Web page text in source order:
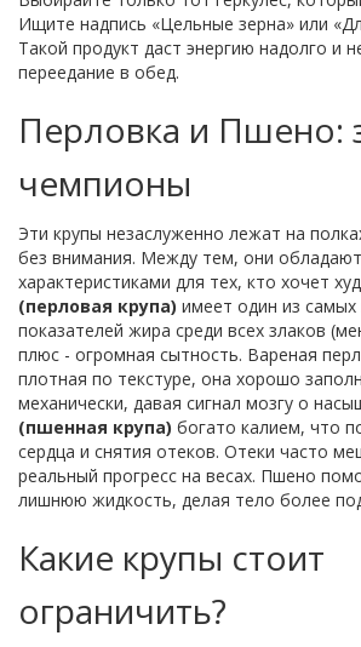
Ищите надпись «Цельные зерна» или
Такой продукт даст энергию надолго и
переедание в обед.
Перловка и Пшено:
чемпионы
Эти крупы незаслуженно лежат на
без внимания. Между тем, они
характеристиками для тех, кто хочет
(перловая крупа) имеет один из самых
показателей жира среди всех злаков
плюс - огромная сытность. Вареная
плотная по текстуре, она хорошо
механически, давая сигнал мозгу о
(пшенная крупа) богато калием, что
сердца и снятия отеков. Отеки часто
реальный прогресс на весах. Пшено
лишнюю жидкость, делая тело более
Какие крупы стоит
ограничить?